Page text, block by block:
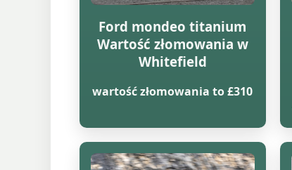
Ford mondeo titanium
Wartość złomowania w
Whitefield
wartość złomowania to £310